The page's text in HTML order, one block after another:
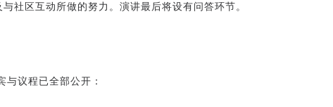
社区互动所做的努力。演讲最后将设有问答环节。
与议程已全部公开：